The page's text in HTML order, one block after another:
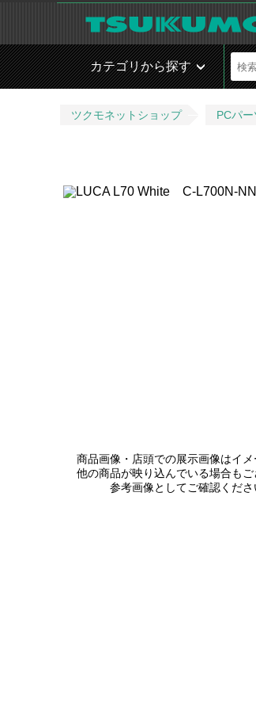
カテゴリから探す
ツクモネットショップ PCパー
商品画像・店頭での展示画像はイメ
他の商品が映り込んでいる場合もご
参考画像としてご確認くださ